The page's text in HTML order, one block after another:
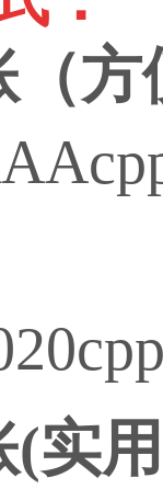
方
实